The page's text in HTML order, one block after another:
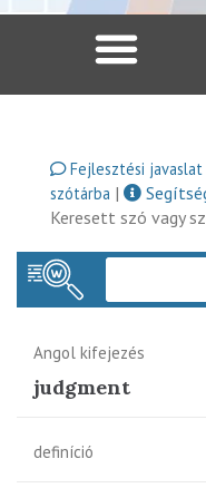
Fejlesztési javaslat
szótárba |
Keresett szó vagy
Angol kifejezés
judgment
definíció